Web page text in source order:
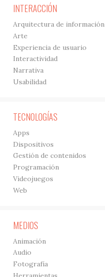
INTERACCIÓN
Arquitectura de información
Arte
Experiencia de usuario
Interactividad
Narrativa
Usabilidad
TECNOLOGÍAS
Apps
Dispositivos
Gestión de contenidos
Programación
Videojuegos
Web
MEDIOS
Animación
Audio
Fotografía